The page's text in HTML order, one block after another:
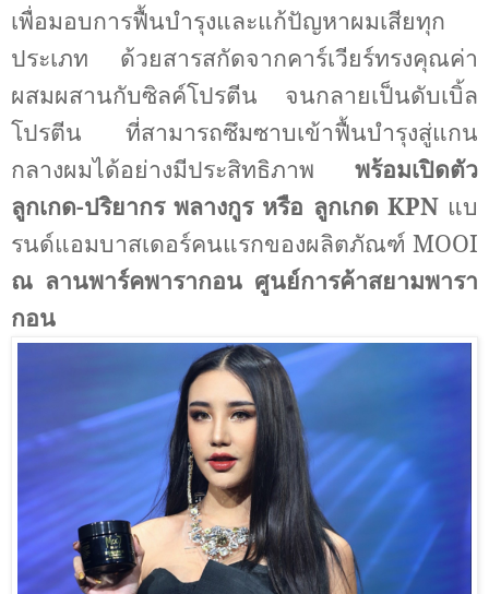
เพื่อมอบการฟื้นบำรุงและแก้ปัญหาผมเสียทุก
ประเภท ด้วยสารสกัดจากคาร์เวียร์ทรงคุณค่า
ผสมผสานกับซิลค์โปรตีน จนกลายเป็นดับเบิ้ล
โปรตีน ที่สามารถซึมซาบเข้าฟื้นบำรุงสู่แกน
กลางผมได้อย่างมีประสิทธิภาพ พร้อมเปิดตัว
ลูกเกด-ปริยากร พลางกูร หรือ ลูกเกด KPN แบ
รนด์แอมบาสเดอร์คนแรกของผลิตภัณฑ์ MOOI
ณ ลานพาร์คพารากอน ศูนย์การค้าสยามพารา
กอน